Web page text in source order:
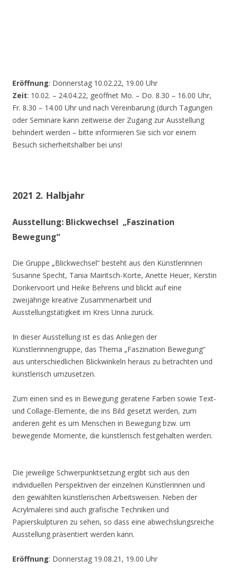
Eröffnung: Donnerstag 10.02.22, 19.00 Uhr
Zeit: 10.02. – 24.04.22, geöffnet Mo. – Do. 8.30 – 16.00 Uhr,
Fr. 8.30 – 14.00 Uhr und nach Vereinbarung (durch Tagungen
oder Seminare kann zeitweise der Zugang zur Ausstellung
behindert werden – bitte informieren Sie sich vor einem
Besuch sicherheitshalber bei uns!
2021 2. Halbjahr
Ausstellung: Blickwechsel „Faszination
Bewegung“
Die Gruppe „Blickwechsel“ besteht aus den Künstlerinnen
Susanne Specht, Tania Mairitsch-Korte, Anette Heuer, Kerstin
Donkervoort und Heike Behrens und blickt auf eine
zweijährige kreative Zusammenarbeit und
Ausstellungstätigkeit im Kreis Unna zurück.
In dieser Ausstellung ist es das Anliegen der
Künstlerinnengruppe, das Thema „Faszination Bewegung“
aus unterschiedlichen Blickwinkeln heraus zu betrachten und
künstlerisch umzusetzen.
Zum einen sind es in Bewegung geratene Farben sowie Text-
und Collage-Elemente, die ins Bild gesetzt werden, zum
anderen geht es um Menschen in Bewegung bzw. um
bewegende Momente, die künstlerisch festgehalten werden.
Die jeweilige Schwerpunktsetzung ergibt sich aus den
individuellen Perspektiven der einzelnen Künstlerinnen und
den gewählten künstlerischen Arbeitsweisen. Neben der
Acrylmalerei sind auch grafische Techniken und
Papierskulpturen zu sehen, so dass eine abwechslungsreiche
Ausstellung präsentiert werden kann.
Eröffnung: Donnerstag 19.08.21, 19.00 Uhr